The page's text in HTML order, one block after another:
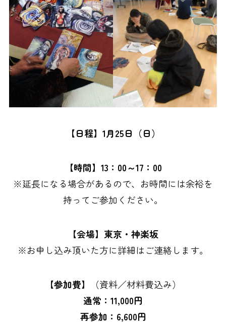
【日程】1月25日（日）
【時間】13：00～17：00
※延長になる場合があるので、お時間には余裕を
持ってご参加ください。
【会場】東京・神楽坂
※お申し込み頂いた方に詳細はご連絡します。
​【参加費】
（資料／材料費込み）
通常：11,000円
再参加：6,600円